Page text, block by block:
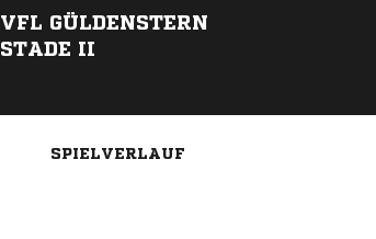
VFL GÜLDENSTERN
STADE II
SPIELVERLAUF